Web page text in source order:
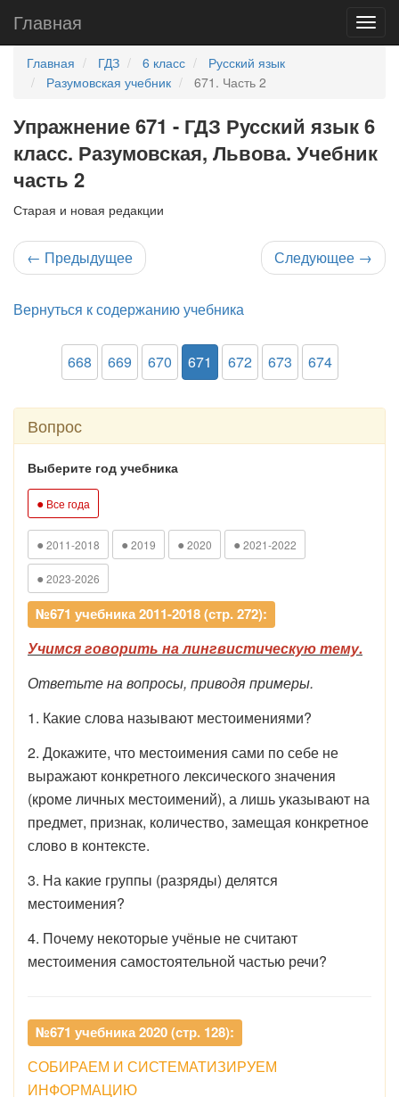
Главная
Главная ГДЗ 6 класс
Русский язык
Разумовская учебник
671. Часть 2
Упражнение 671 - ГДЗ Русский язык 6
класс. Разумовская, Львова. Учебник
часть 2
Старая и новая редакции
← Предыдущее Следующее →
Вернуться к содержанию учебника
668 669 670 671 672 673 674
Вопрос
Выберите год учебника
● Все года
● 2011-2018 ● 2019 ● 2020 ● 2021-2022
● 2023-2026
№671 учебника 2011-2018 (стр. 272):
Учимся говорить на лингвистическую тему.
Ответьте на вопросы, приводя примеры.
1. Какие слова называют местоимениями?
2. Докажите, что местоимения сами по себе не
выражают конкретного лексического значения
(кроме личных местоимений), а лишь указывают на
предмет, признак, количество, замещая конкретное
слово в контексте.
3. На какие группы (разряды) делятся
местоимения?
4. Почему некоторые учёные не считают
местоимения самостоятельной частью речи?
№671 учебника 2020 (стр. 128):
СОБИРАЕМ И СИСТЕМАТИЗИРУЕМ
ИНФОРМАЦИЮ